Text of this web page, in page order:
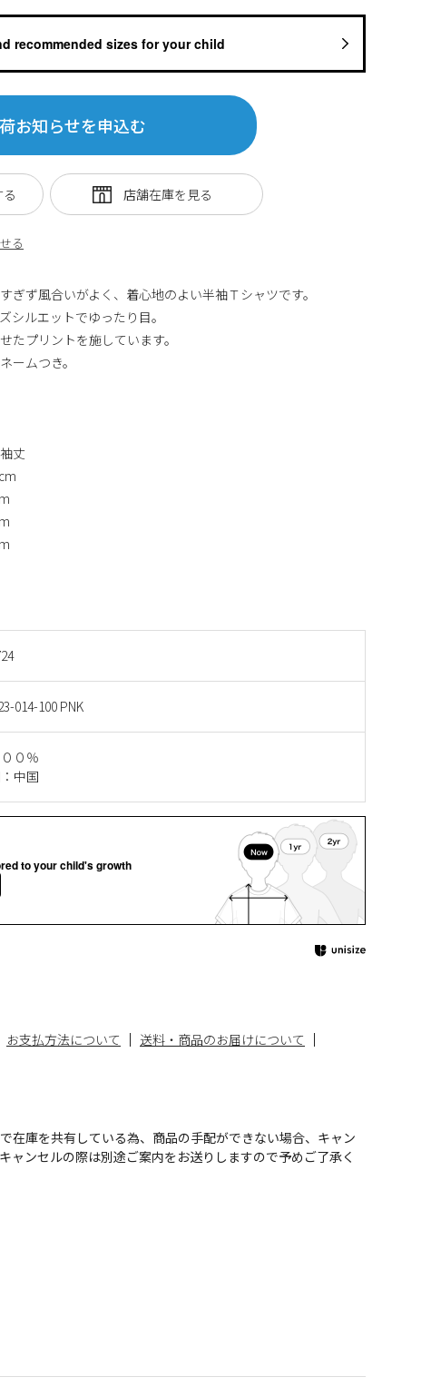
014-100 PNK
０％
中国
お知らせを申込む
る
ず風合いがよく、着心地のよい半袖Ｔシャツです。
ルエットでゆったり目。
プリントを施しています。
ームつき。
丈
お支払方法について
送料・商品のお届けについて
在庫を共有している為、商品の手配ができない場合、キャン
ャンセルの際は別途ご案内をお送りしますので予めご了承く
recommended sizes for your child
to your child's growth